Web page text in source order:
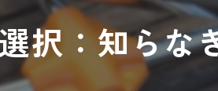
修理
整備
択：知らな